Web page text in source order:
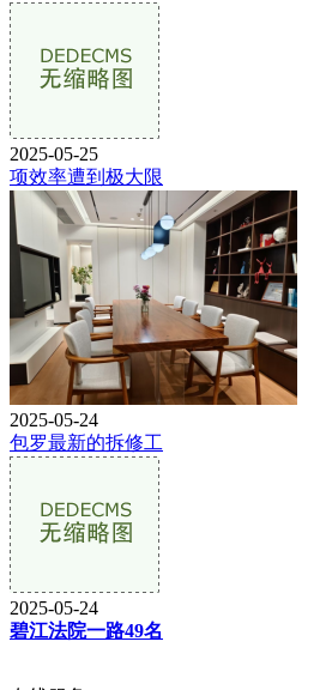
2025-05-25
项效率遭到极大限
2025-05-24
包罗最新的拆修工
2025-05-24
碧江法院一路49名